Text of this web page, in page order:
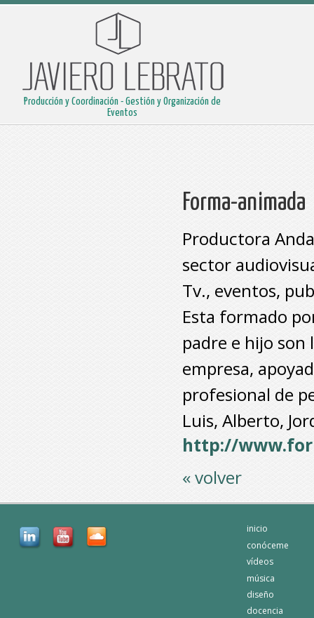
Producción y Coordinación - Gestión y Organización de
Eventos
Forma-animada
Productora
sector
Tv., eventos,
Esta formado
padre e hijo son
empresa,
profesional de
Luis, Alberto,
http://
« volver
inicio
conóceme
vídeos
música
diseño
docencia